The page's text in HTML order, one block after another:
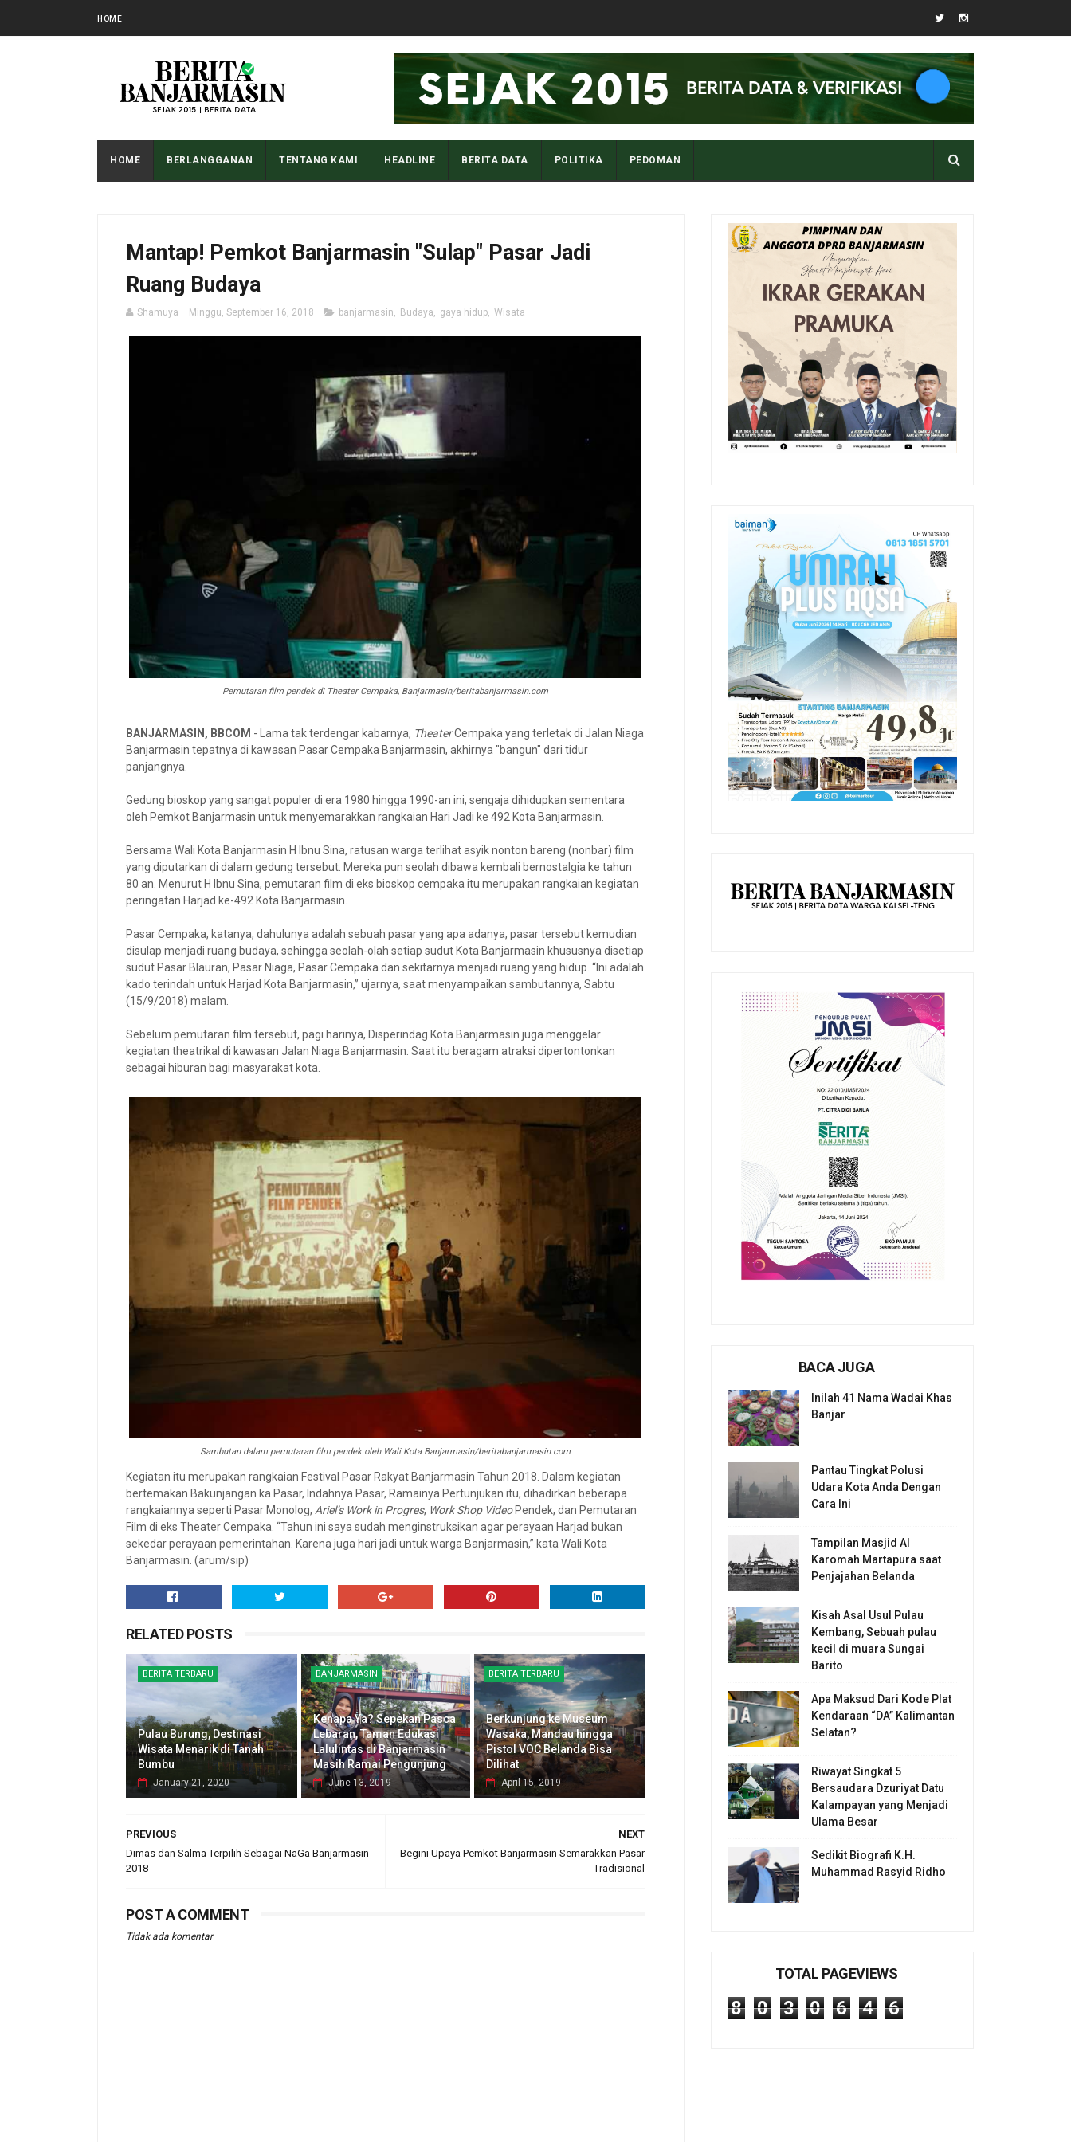
HOME
HOME BERLANGGANAN TENTANG KAMI HEADLINE BERITA DATA POLITIKA PEDOMAN
Mantap! Pemkot Banjarmasin "Sulap" Pasar Jadi
Ruang Budaya
Shamuya Minggu, September 16, 2018 banjarmasin, Budaya, gaya hidup, Wisata
Pemutaran film pendek di Theater Cempaka, Banjarmasin/beritabanjarmasin.com
BANJARMASIN, BBCOM - Lama tak terdengar kabarnya, TheaterCempaka yang terletak di Jalan Niaga
Banjarmasin tepatnya di kawasan Pasar Cempaka Banjarmasin, akhirnya "bangun" dari tidur
panjangnya.
Gedung bioskop yang sangat populer di era 1980 hingga 1990-an ini, sengaja dihidupkan sementara
oleh Pemkot Banjarmasin untuk menyemarakkan rangkaian Hari Jadi ke 492 Kota Banjarmasin.
Bersama Wali Kota Banjarmasin H Ibnu Sina, ratusan warga terlihat asyik nonton bareng (nonbar) film
yang diputarkan di dalam gedung tersebut. Mereka pun seolah dibawa kembali bernostalgia ke tahun
80 an. Menurut H Ibnu Sina, pemutaran film di eks bioskop cempaka itu merupakan rangkaian kegiatan
peringatan Harjad ke-492 Kota Banjarmasin.
Pasar Cempaka, katanya, dahulunya adalah sebuah pasar yang apa adanya, pasar tersebut kemudian
disulap menjadi ruang budaya, sehingga seolah-olah setiap sudut Kota Banjarmasin khususnya disetiap
sudut Pasar Blauran, Pasar Niaga, Pasar Cempaka dan sekitarnya menjadi ruang yang hidup. “Ini adalah
kado terindah untuk Harjad Kota Banjarmasin,” ujarnya, saat menyampaikan sambutannya, Sabtu
(15/9/2018) malam.
Sebelum pemutaran film tersebut, pagi harinya, Disperindag Kota Banjarmasin juga menggelar
kegiatan theatrikal di kawasan Jalan Niaga Banjarmasin. Saat itu beragam atraksi dipertontonkan
sebagai hiburan bagi masyarakat kota.
Sambutan dalam pemutaran film pendek oleh Wali Kota Banjarmasin/beritabanjarmasin.com
Kegiatan itu merupakan rangkaian Festival Pasar Rakyat Banjarmasin Tahun 2018. Dalam kegiatan
bertemakan Bakunjangan ka Pasar, Indahnya Pasar, Ramainya Pertunjukan itu, dihadirkan beberapa
rangkaiannya seperti Pasar Monolog, Ariel’s Work in Progres, Work Shop VideoPendek, dan Pemutaran
Film di eks Theater Cempaka. “Tahun ini saya sudah menginstruksikan agar perayaan Harjad bukan
sekedar perayaan pemerintahan. Karena juga hari jadi untuk warga Banjarmasin,” kata Wali Kota
Banjarmasin. (arum/sip)
RELATED POSTS
BERITA TERBARU
Pulau Burung, Destinasi
Wisata Menarik di Tanah
Bumbu
January 21, 2020
BANJARMASIN
Kenapa Ya? Sepekan Pasca
Lebaran, Taman Edukasi
Lalulintas di Banjarmasin
Masih Ramai Pengunjung
June 13, 2019
BERITA TERBARU
Berkunjung ke Museum
Wasaka, Mandau hingga
Pistol VOC Belanda Bisa
Dilihat
April 15, 2019
NEXT
Begini Upaya Pemkot Banjarmasin Semarakkan Pasar
Tradisional
PREVIOUS
Dimas dan Salma Terpilih Sebagai NaGa Banjarmasin
2018
POST A COMMENT
Tidak ada komentar
BACA JUGA
Inilah 41 Nama Wadai Khas
Banjar
Pantau Tingkat Polusi
Udara Kota Anda Dengan
Cara Ini
Tampilan Masjid Al
Karomah Martapura saat
Penjajahan Belanda
Kisah Asal Usul Pulau
Kembang, Sebuah pulau
kecil di muara Sungai
Barito
Apa Maksud Dari Kode Plat
Kendaraan “DA” Kalimantan
Selatan?
Riwayat Singkat 5
Bersaudara Dzuriyat Datu
Kalampayan yang Menjadi
Ulama Besar
Sedikit Biografi K.H.
Muhammad Rasyid Ridho
TOTAL PAGEVIEWS
8 0 3 0 6 4 6